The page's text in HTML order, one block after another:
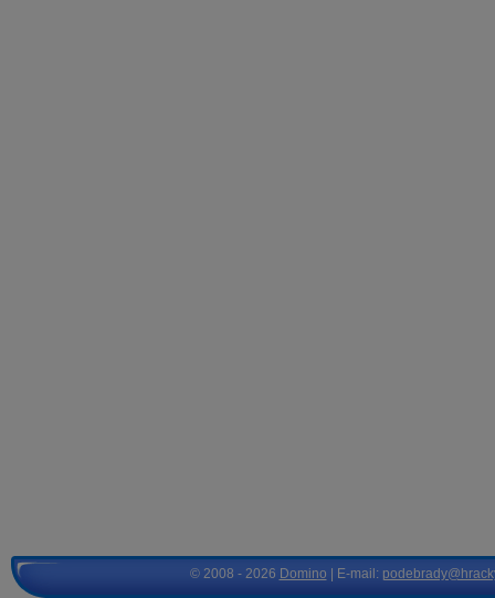
© 2008 - 2026 Domino | E-mail: